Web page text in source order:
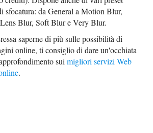
sfocatura: da General a Motion Blur,
Blur, Soft Blur e Very Blur.
saperne di più sulle possibilità di
online, ti consiglio di dare un'occhiata
suimigliori servizi Web
.